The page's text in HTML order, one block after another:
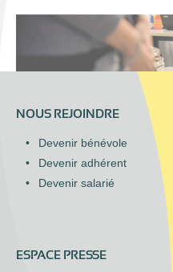
NOUS REJOINDRE
Devenir bénévole
Devenir adhérent
Devenir salarié
ESPACE PRESSE